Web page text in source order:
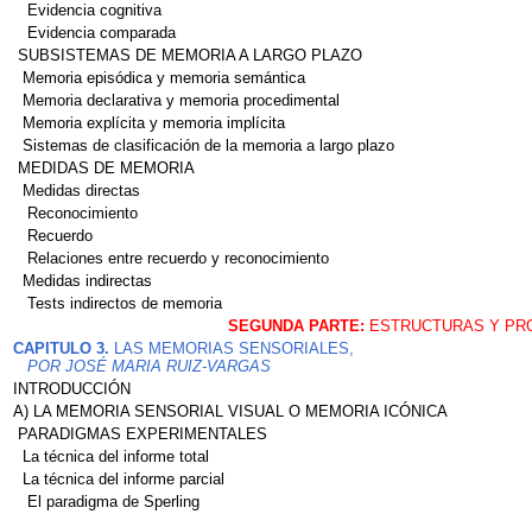
Evidencia cognitiva
Evidencia comparada
SUBSISTEMAS DE MEMORIA A LARGO PLAZO
Memoria episódica y memoria semántica
Memoria declarativa y memoria procedimental
Memoria explícita y memoria implícita
Sistemas de clasificación de la memoria a largo plazo
MEDIDAS DE MEMORIA
Medidas directas
Reconocimiento
Recuerdo
Relaciones entre recuerdo y reconocimiento
Medidas indirectas
Tests indirectos de memoria
SEGUNDA PARTE: ESTRUCTURAS Y
CAPITULO 3. LAS MEMORIAS SENSORIALES,
POR JOSÉ MARIA RUIZ-VARGAS
INTRODUCCIÓN
A) LA MEMORIA SENSORIAL VISUAL O MEMORIA ICÓNICA
PARADIGMAS EXPERIMENTALES
La técnica del informe total
La técnica del informe parcial
El paradigma de Sperling